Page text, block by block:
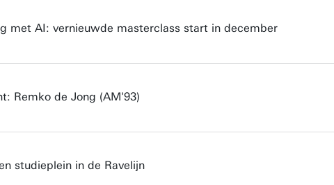
met AI: vernieuwde masterclass start in december
Remko de Jong (AM'93)
studieplein in de Ravelijn